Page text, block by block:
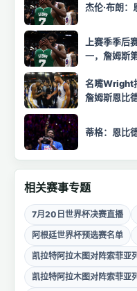
杰伦·布朗
上赛季季后
一，詹姆斯
名嘴Wright
詹姆斯恩比
蒂格：恩比
相关赛事专题
7月20日世界杯决赛直播
阿根廷世界杯预选赛名单
凯拉特阿拉木图对阵索菲亚
凯拉特阿拉木图对阵索菲亚